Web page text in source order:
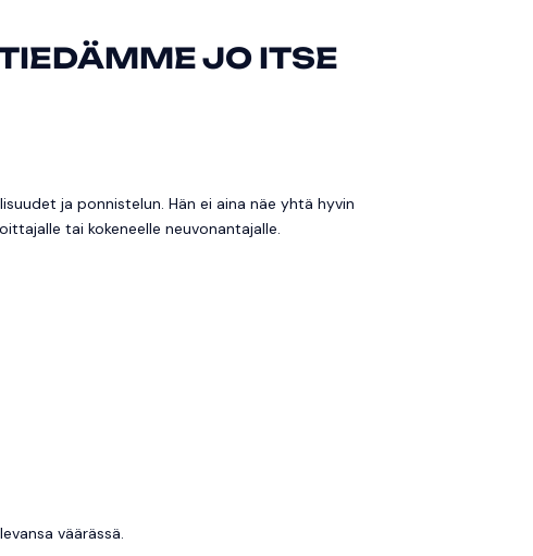
JO ITSE
ja ponnistelun. Hän ei aina näe yhtä hyvin
tai kokeneelle neuvonantajalle.
väärässä.